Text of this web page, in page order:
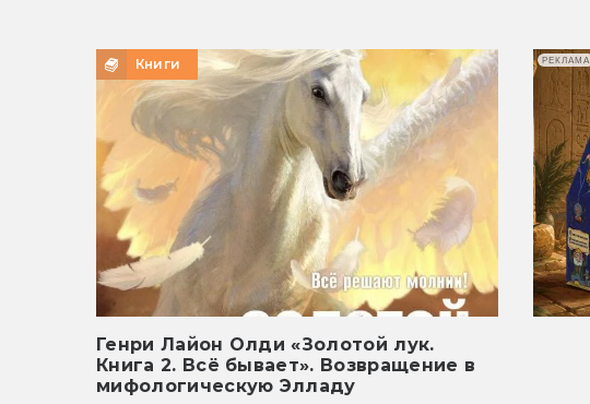
Книги
Генри Лайон Олди «Золотой лук.
Книга 2. Всё бывает». Возвращение в
мифологическую Элладу
РЕКЛАМА